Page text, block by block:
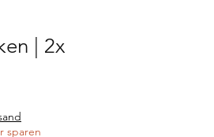
| 2x
sparen